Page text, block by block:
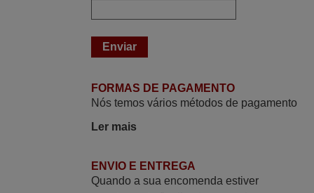
Ótimo produto!! Não precisa fazer
nenhuma programação. Recomendo
PORTUGAL
Boa noite. Dando correspondência ao
FORMAS DE PAGAMENTO
Nós temos vários métodos de pagamento
Ler mais
ENVIO E ENTREGA
Quando a sua encomenda estiver